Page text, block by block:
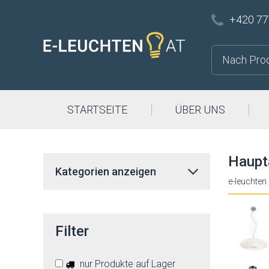
+420
STARTSEITE ÜBER UNS
e-leuchten
Kategorien anzeigen
Filter
nur Produkte auf Lager